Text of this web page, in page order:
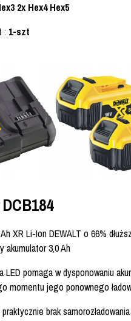
2x Hex4 Hex5
: 1-szt
XR Li-Ion DEWALT o 66%
akumulator 3,0 Ah
LED pomaga w dysponowaniu
momentu jego ponownego
brak